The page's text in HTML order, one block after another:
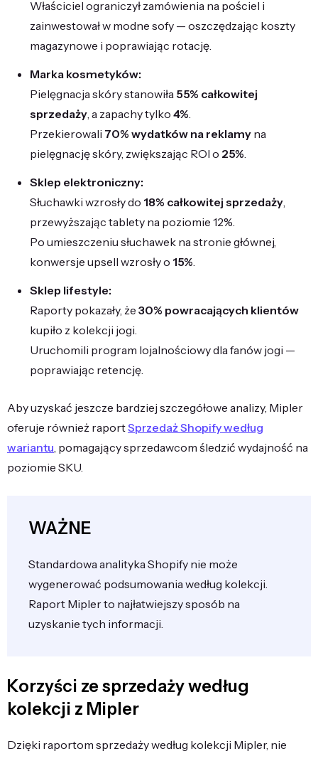
Właściciel ograniczył zamówienia na pościel i
zainwestował w modne sofy — oszczędzając koszty
magazynowe i poprawiając rotację.
Marka kosmetyków:
Pielęgnacja skóry stanowiła 55% całkowitej
sprzedaży, a zapachy tylko 4%.
Przekierowali 70% wydatków na reklamy na
pielęgnację skóry, zwiększając ROI o 25%.
Sklep elektroniczny:
Słuchawki wzrosły do 18% całkowitej sprzedaży,
przewyższając tablety na poziomie 12%.
Po umieszczeniu słuchawek na stronie głównej,
konwersje upsell wzrosły o 15%.
Sklep lifestyle:
Raporty pokazały, że 30% powracających klientów
kupiło z kolekcji jogi.
Uruchomili program lojalnościowy dla fanów jogi —
poprawiając retencję.
Aby uzyskać jeszcze bardziej szczegółowe analizy, Mipler
oferuje również raportSprzedaż Shopify według
wariantu, pomagający sprzedawcom śledzić wydajność na
poziomie SKU.
WAŻNE
Standardowa analityka Shopify nie może
wygenerować podsumowania według kolekcji.
Raport Mipler to najłatwiejszy sposób na
uzyskanie tych informacji.
Korzyści ze sprzedaży według
kolekcji z Mipler
Dzięki raportom sprzedaży według kolekcji Mipler, nie